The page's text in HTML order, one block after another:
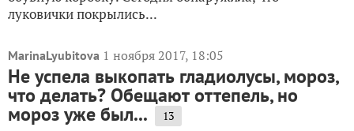
луковички покрылись...
MarinaLyubitova 1 ноября 2017, 18:05
Не успела выкопать гладиолусы, мороз,
что делать? Обещают оттепель, но
мороз уже был... 13